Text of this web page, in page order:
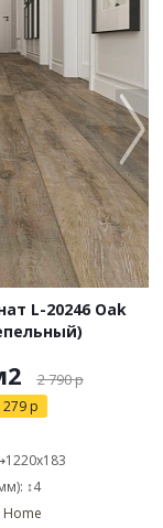
L-20246 Oak
2 790р
279 р
↕4
Home